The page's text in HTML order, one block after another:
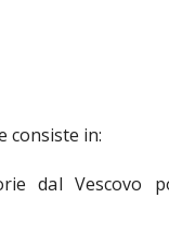
ALLA
consiste in:
dal Vescovo